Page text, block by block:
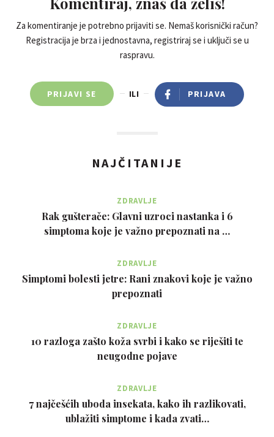
Za komentiranje je potrebno prijaviti se. Nemaš korisnički račun?
Registracija je brza i jednostavna, registriraj se i uključi se u
raspravu.
PRIJAVI SE ILI PRIJAVA
NAJČITANIJE
ZDRAVLJE
Rak gušterače: Glavni uzroci nastanka i 6
simptoma koje je važno prepoznati na …
ZDRAVLJE
Simptomi bolesti jetre: Rani znakovi koje je važno
prepoznati
ZDRAVLJE
10 razloga zašto koža svrbi i kako se riješiti te
neugodne pojave
ZDRAVLJE
7 najčešćih uboda insekata, kako ih razlikovati,
ublažiti simptome i kada zvati…